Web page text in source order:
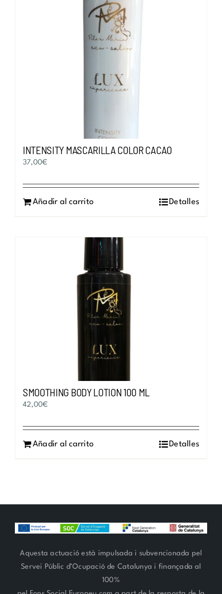
INTENSITY MASCARILLA COLOR CACAO
37,00€
Añadir al carrito Detalles
SMOOTHING BODY LOTION 100 ML
42,00€
Añadir al carrito Detalles
Aquesta actuació està impulsada i subvencionada pel
Servei Públic d’Ocupació de Catalunya i finançada al
100%